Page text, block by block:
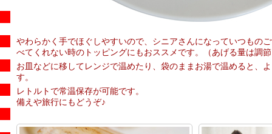
やわらかく手でほぐしやすいので、シニアさんになっていつもの
べてくれない時のトッピングにもおススメです。（あげる量は調
お皿などに移してレンジで温めたり、袋のままお湯で温めると、
す。
レトルトで常温保存が可能です。
備えや旅行にもどうぞ♪